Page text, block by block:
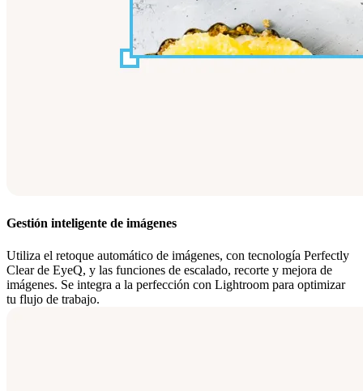
Gestión inteligente de imágenes
Utiliza el retoque automático de imágenes, con tecnología Perfectly
Clear de EyeQ, y las funciones de escalado, recorte y mejora de
imágenes. Se integra a la perfección con Lightroom para optimizar
tu flujo de trabajo.